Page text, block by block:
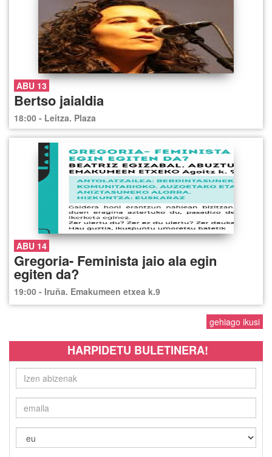
ABU 13
Bertso jaialdia
18:00 - Leitza. Plaza
ABU 14
Gregoria- Feminista jaio ala egin
egiten da?
19:00 - Iruña. Emakumeen etxea k.9
gehiago ikusi
HARPIDETU BULETINERA!